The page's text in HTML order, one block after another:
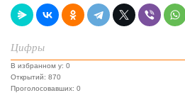
Цифры
В избранном у: 0
Открытий: 870
Проголосовавших: 0